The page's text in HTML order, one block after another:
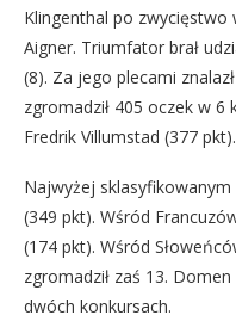
Klingenthal po zwycięstwo
Aigner. Triumfator brał
(8). Za jego plecami
zgromadził 405 oczek w 6
Fredrik Villumstad (377 pkt).
Najwyżej sklasyfikowanym
(349 pkt). Wśród
(174 pkt). Wśród
zgromadził zaś 13.
dwóch konkursach.